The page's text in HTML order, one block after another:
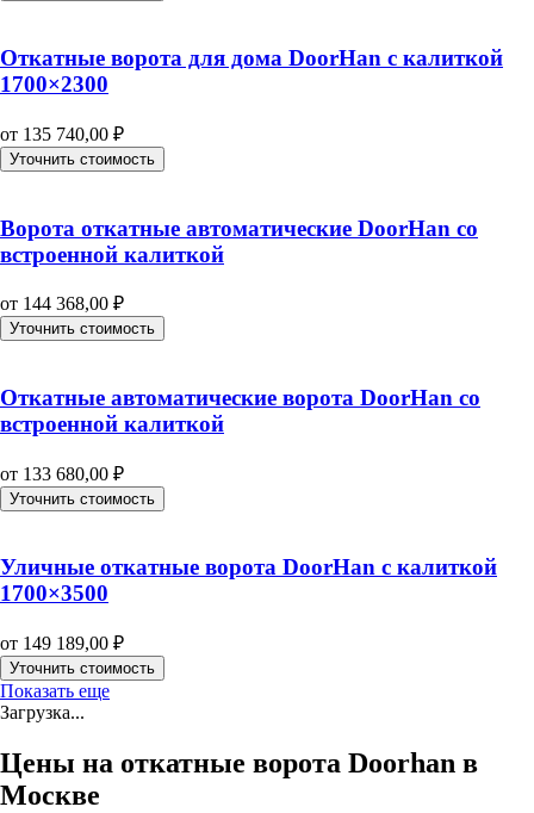
Откатные ворота для дома DoorHan с калиткой
1700×2300
от 135 740,00 ₽
Уточнить стоимость
Ворота откатные автоматические DoorHan со
встроенной калиткой
от 144 368,00 ₽
Уточнить стоимость
Откатные автоматические ворота DoorHan со
встроенной калиткой
от 133 680,00 ₽
Уточнить стоимость
Уличные откатные ворота DoorHan с калиткой
1700×3500
от 149 189,00 ₽
Уточнить стоимость
Показать еще
Загрузка...
Цены на откатные ворота Doorhan в
Москве